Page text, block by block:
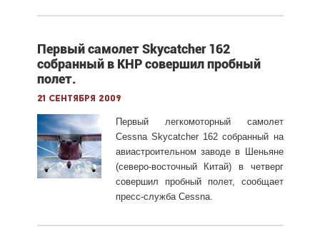
Первый самолет Skycatcher 162
собранный в КНР совершил пробный
полет.
21 сентября 2009
Первый легкомоторный самолет
Cessna Skycatcher 162 собранный на
авиастроительном заводе в Шеньяне
(северо-восточный Китай) в четверг
совершил пробный полет, сообщает
пресс-служба Cessna.